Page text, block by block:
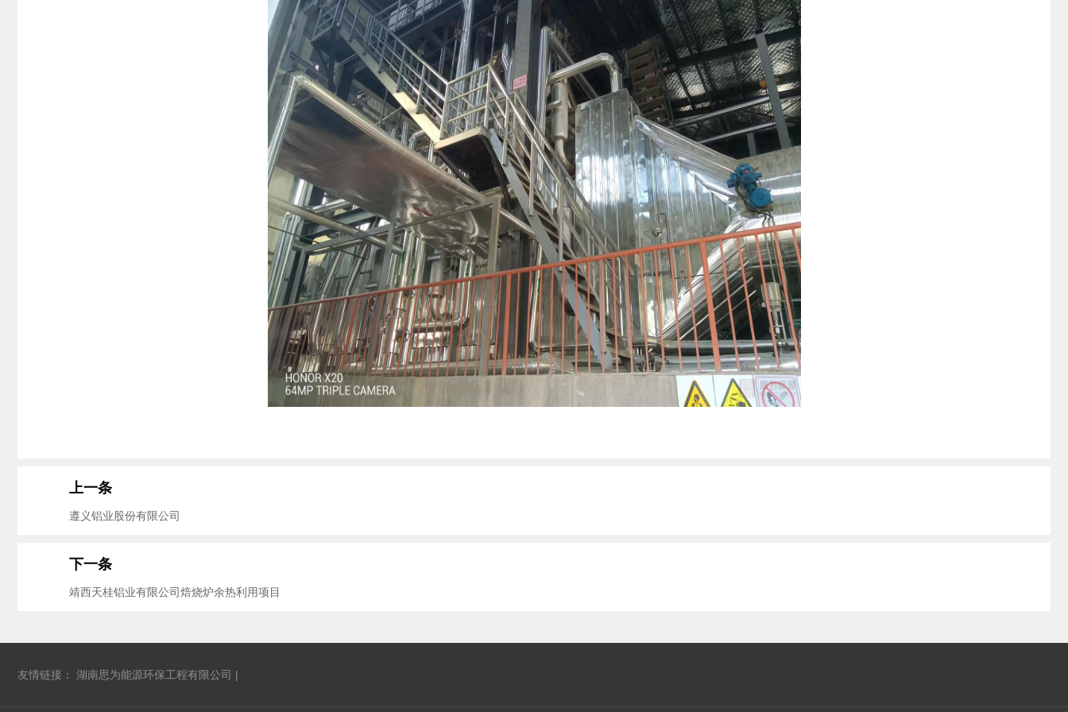
上一条
遵义铝业股份有限公司
下一条
靖西天桂铝业有限公司焙烧炉余热利用项目
友情链接： 湖南思为能源环保工程有限公司 |